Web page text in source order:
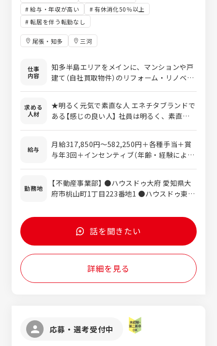
給与・年収が高い
有休消化50％以上
転居を伴う転勤なし
尾張・知多 三河
仕事
内容
知多半島エリアをメインに、マンションや戸
建て（自社買取物件）のリフォーム・リノベー
ていただきます。 【具体的な業務内容】 ■営
業が契約してきた物件に対し、リフォーム仕
様の打ち合わせから参加 ■メーカーとの現地
調査や打ち合わせに同行し、その後の施工管
理業務 ■指示書作成や商品発注などの段取り
用車貸与あり 【教育体制について】OJTで3ヵ
月程度を目安に、先輩・上司が丁寧に指導い
験がある方（職種は問わず） ・2級建築施工管
理技士 ・2級建築士 【歓迎】 ■和気あいあい
とコミュニケーションが取れる方 ■施工管理
ご経験者 ★ベテランも歓迎します！
求める
人材
★明るく元気で素直な人 エネチタブランドで
ある【感じの良い人】 社員は明るく、素直な人
要と考えています。 ★すぐに行動できる人 一
般的な企業に比べ、更にスピード感が重視さ
れています。日々の業務はもちろん、お客様
への対応、業務改善、あらゆる場面でスピー
ド感を求めています。 業務を早く終わらせる
で助け合える人 能力や知識・経験は一切問い
ません！ エネチタではチームワークを最も大
切にしています！ 自分１人で成果を出すより
もチームで助け合って店舗の目標を達成して
いく、チームとしての成果・成長を大切にし
ています！！
給与
月給317,850円～582,250円＋各種手当＋賞
与年3回＋インセンティブ（年齢・経験によっ
過分は別途支給します。 【モデル年収】 2年
目 540万円程度 5年目 850万円程度 賞
月） 平均年収 648万円（2025年実績） 業界
トップクラスの年収です！ ※愛知県の平均年
り ◇交通費支給 （ガソリン代を基本とし、
上限37,920円まで支給） ◇雇用保険 ◇厚生年
金 ◇労災保険 ◇健康保険
勤務地
【不動産事業部】 ●ハウスドゥ大府 愛知県大
府市桃山町1丁目223番地1 ●ハウスドゥ東海
東浦・阿久比 愛知県知多郡東浦町緒川下出口
24番1 ●ハウスドゥ常滑 愛知県常滑市栄町二
丁目1 ●ハウスドゥ知多 愛知県知多市清水が
丘1丁目1712番 ●ハウスドゥ半田中央 愛知
県半田市星崎町3丁目22-9 ●ハウスドゥ半田
武豊 愛知県半田市青山4丁目4-14 ◆ハウスド
話を聞きたい
詳細を見る
応募・選考受付中